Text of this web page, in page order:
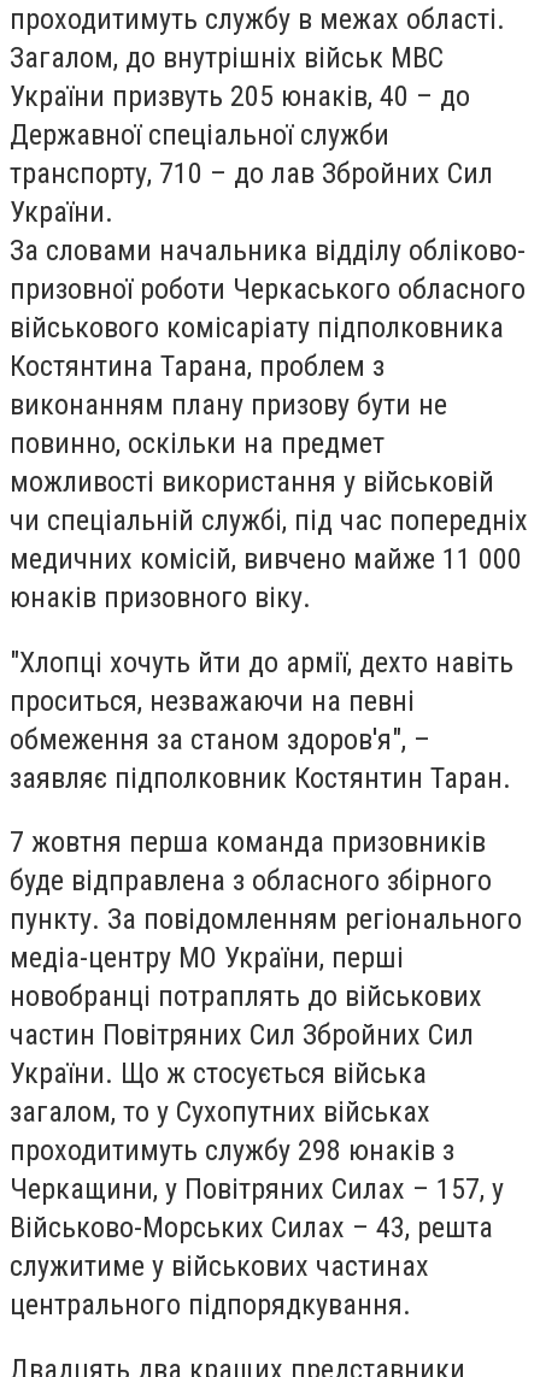
проходитимуть службу в межах області.
Загалом, до внутрішніх військ МВС
України призвуть 205 юнаків, 40 – до
Державної спеціальної служби
транспорту, 710 – до лав Збройних Сил
України.
За словами начальника відділу обліково-
призовної роботи Черкаського обласного
військового комісаріату підполковника
Костянтина Тарана, проблем з
виконанням плану призову бути не
повинно, оскільки на предмет
можливості використання у військовій
чи спеціальній службі, під час попередніх
медичних комісій, вивчено майже 11 000
юнаків призовного віку.
"Хлопці хочуть йти до армії, дехто навіть
проситься, незважаючи на певні
обмеження за станом здоров'я", –
заявляє підполковник Костянтин Таран.
7 жовтня перша команда призовників
буде відправлена з обласного збірного
пункту. За повідомленням регіонального
медіа-центру МО України, перші
новобранці потраплять до військових
частин Повітряних Сил Збройних Сил
України. Що ж стосується війська
загалом, то у Сухопутних військах
проходитимуть службу 298 юнаків з
Черкащини, у Повітряних Силах – 157, у
Військово-Морських Силах – 43, решта
служитиме у військових частинах
центрального підпорядкування.
Двадцять два кращих представники